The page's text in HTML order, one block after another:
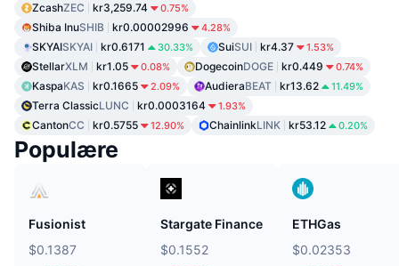
ZcashZEC kr3,259.74 0.75%
Shiba InuSHIB kr0.00002996 4.28%
SKYAISKYAI kr0.6171 30.33% SuiSUI kr4.37 1.53%
StellarXLM kr1.05 0.08% DogecoinDOGE kr0.449 0.74%
KaspaKAS kr0.1665 2.09% AudieraBEAT kr13.62 11.49%
Terra ClassicLUNC kr0.0003164 1.93%
CantonCC kr0.5755 12.90% ChainlinkLINK kr53.12 0.20%
Populære
Fusionist
$0.1387
Stargate Finance
$0.1552
ETHGas
$0.02353